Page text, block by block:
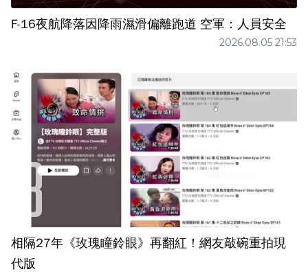
F-16夜航降落因降雨濕滑偏離跑道 空軍：人員安全
2026.08.05 21:53
相隔27年《玫瑰瞳鈴眼》再翻紅！網友敲碗重拍現
代版